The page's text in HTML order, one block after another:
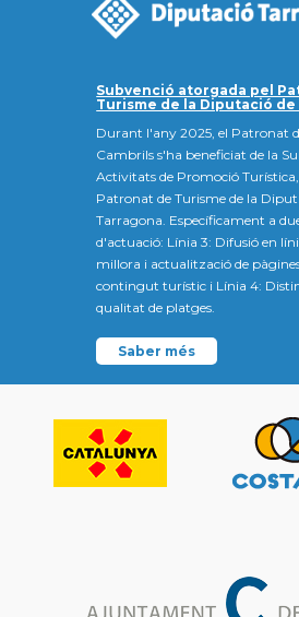
Subvenció atorgada pel
Turisme de la Diputació
Durant l'any 2025, el Patronat
Cambrils s'ha beneficiat de la
Activitats de Promoció
Patronat de Turisme de la
Tarragona. Específicament a
d'actuació: Línia 3: Difusió en
millora i actualització de
contingut turístic i Línia 4:
qualitat de platges.
Saber més